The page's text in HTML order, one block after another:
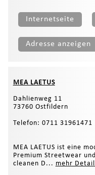
Internetseite
Adresse anzeigen
MEA LAETUS
Dahlienweg 11
73760 Ostfildern
Telefon: 0711 31961471
MEA LAETUS ist eine
Premium Streetwear
cleanen D... mehr